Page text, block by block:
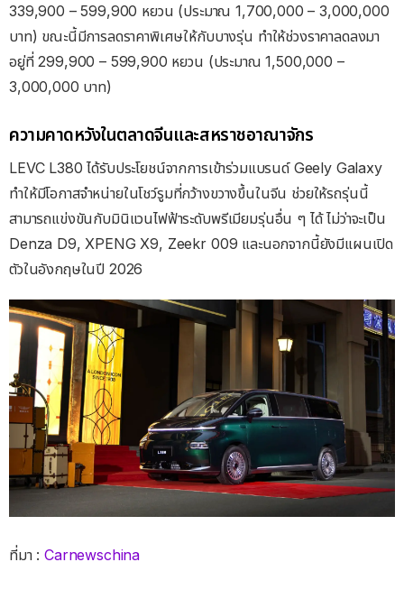
339,900 – 599,900 หยวน (ประมาณ 1,700,000 – 3,000,000
บาท) ขณะนี้มีการลดราคาพิเศษให้กับบางรุ่น ทำให้ช่วงราคาลดลงมา
อยู่ที่ 299,900 – 599,900 หยวน (ประมาณ 1,500,000 –
3,000,000 บาท)
ความคาดหวังในตลาดจีนและสหราชอาณาจักร
LEVC L380 ได้รับประโยชน์จากการเข้าร่วมแบรนด์ Geely Galaxy
ทำให้มีโอกาสจำหน่ายในโชว์รูมที่กว้างขวางขึ้นในจีน ช่วยให้รถรุ่นนี้
สามารถแข่งขันกับมินิแวนไฟฟ้าระดับพรีเมียมรุ่นอื่น ๆ ได้ ไม่ว่าจะเป็น
Denza D9, XPENG X9, Zeekr 009 และนอกจากนี้ยังมีแผนเปิด
ตัวในอังกฤษในปี 2026
ที่มา :Carnewschina